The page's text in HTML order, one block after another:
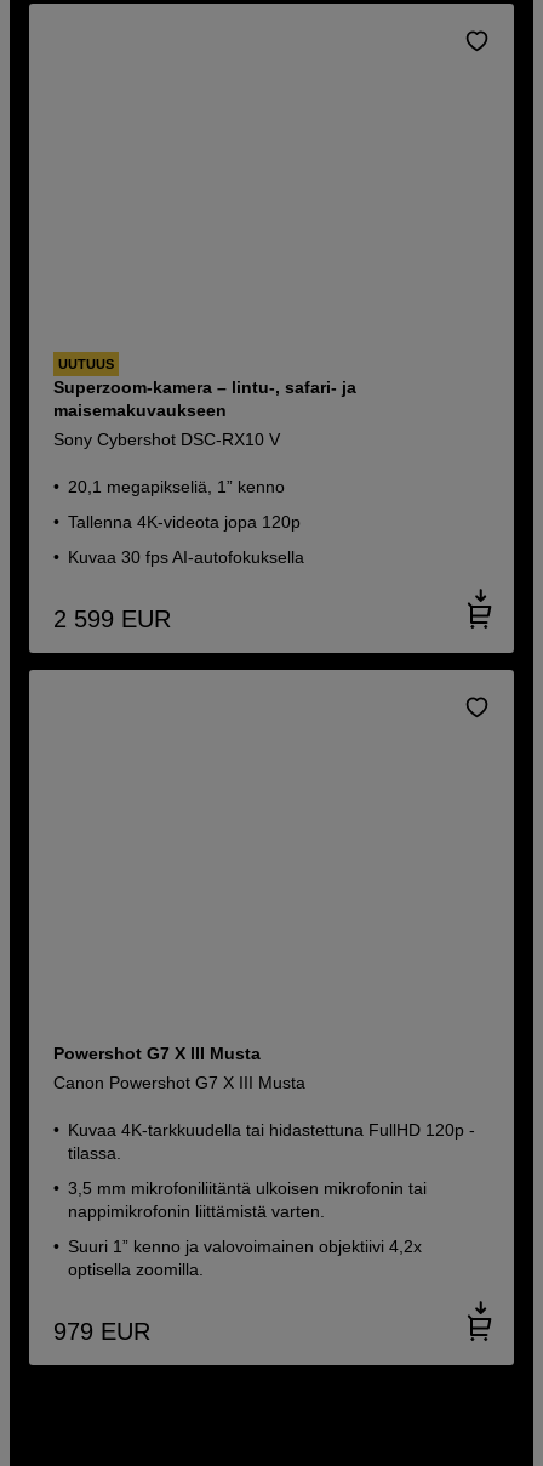
UUTUUS
Superzoom-kamera – lintu-, safari- ja
maisemakuvaukseen
Sony Cybershot DSC-RX10 V
20,1 megapikseliä, 1” kenno
Tallenna 4K-videota jopa 120p
Kuvaa 30 fps AI-autofokuksella
2 599 EUR
Powershot G7 X III Musta
Canon Powershot G7 X III Musta
Kuvaa 4K-tarkkuudella tai hidastettuna FullHD 120p -
tilassa.
3,5 mm mikrofoniliitäntä ulkoisen mikrofonin tai
nappimikrofonin liittämistä varten.
Suuri 1” kenno ja valovoimainen objektiivi 4,2x
optisella zoomilla.
979 EUR